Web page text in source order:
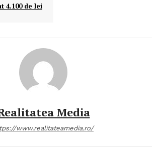
4.100 de lei
Media
www.realitateamedia.ro/